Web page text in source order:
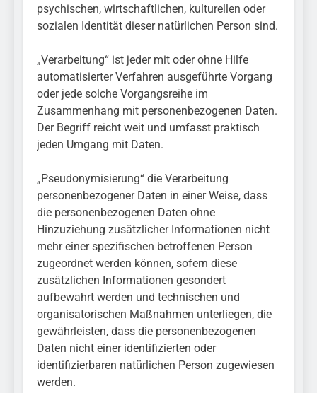
psychischen, wirtschaftlichen, kulturellen oder
sozialen Identität dieser natürlichen Person sind.
„Verarbeitung“ ist jeder mit oder ohne Hilfe
automatisierter Verfahren ausgeführte Vorgang
oder jede solche Vorgangsreihe im
Zusammenhang mit personenbezogenen Daten.
Der Begriff reicht weit und umfasst praktisch
jeden Umgang mit Daten.
„Pseudonymisierung“ die Verarbeitung
personenbezogener Daten in einer Weise, dass
die personenbezogenen Daten ohne
Hinzuziehung zusätzlicher Informationen nicht
mehr einer spezifischen betroffenen Person
zugeordnet werden können, sofern diese
zusätzlichen Informationen gesondert
aufbewahrt werden und technischen und
organisatorischen Maßnahmen unterliegen, die
gewährleisten, dass die personenbezogenen
Daten nicht einer identifizierten oder
identifizierbaren natürlichen Person zugewiesen
werden.